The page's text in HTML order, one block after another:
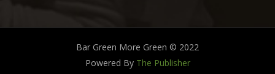
Bar Green More Green © 2022
Powered By The Publisher